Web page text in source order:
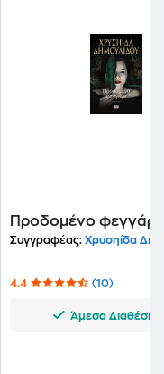
Προδομένο φεγγάρι
Συγγραφέας: Χρυσηίδα
4.4 (10)
Άμεσα Διαθέσιμο